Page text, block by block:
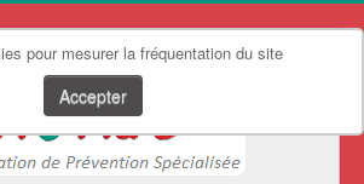
pour mesurer la fréquentation du site
Accepter